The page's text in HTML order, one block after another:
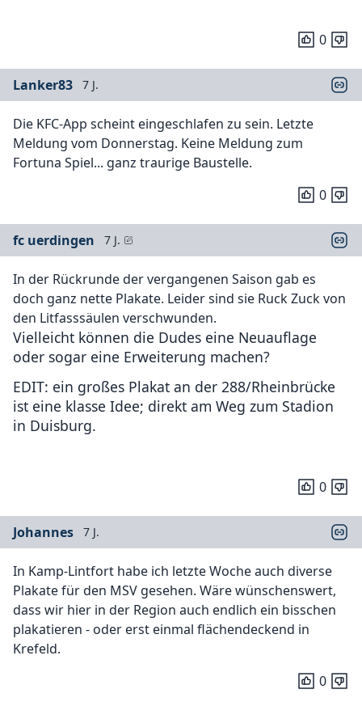
0
Lanker83 7 J.
Die KFC-App scheint eingeschlafen zu sein. Letzte
Meldung vom Donnerstag. Keine Meldung zum
Fortuna Spiel... ganz traurige Baustelle.
0
fc uerdingen 7 J.
In der Rückrunde der vergangenen Saison gab es
doch ganz nette Plakate. Leider sind sie Ruck Zuck von
den Litfasssäulen verschwunden.
Vielleicht können die Dudes eine Neuauflage
oder sogar eine Erweiterung machen?
EDIT: ein großes Plakat an der 288/Rheinbrücke
ist eine klasse Idee; direkt am Weg zum Stadion
in Duisburg.
0
Johannes 7 J.
In Kamp-Lintfort habe ich letzte Woche auch diverse
Plakate für den MSV gesehen. Wäre wünschenswert,
dass wir hier in der Region auch endlich ein bisschen
plakatieren - oder erst einmal flächendeckend in
Krefeld.
0